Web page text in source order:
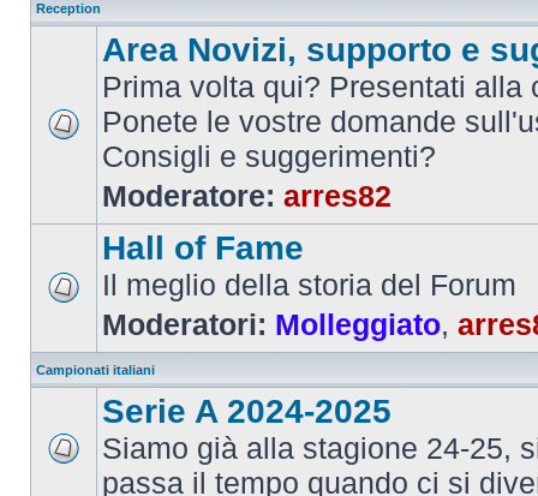
Reception
Area Novizi, supporto e
Prima volta qui? Presentati alla
Ponete le vostre domande
Consigli e suggerimenti?
Moderatore: arres82
Hall of Fame
Il meglio della storia del Forum
Moderatori: Molleggiato,
Campionati italiani
Serie A 2024-2025
Siamo già alla stagione 24-25,
passa il tempo quando ci si